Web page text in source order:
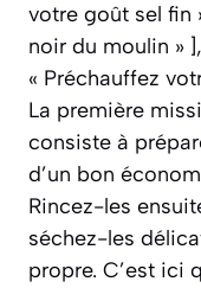
votre goût sel fin
noir du moulin »
« Préchauffez
La première
consiste à
d’un bon
Rincez-les
séchez-les
propre. C’est ici